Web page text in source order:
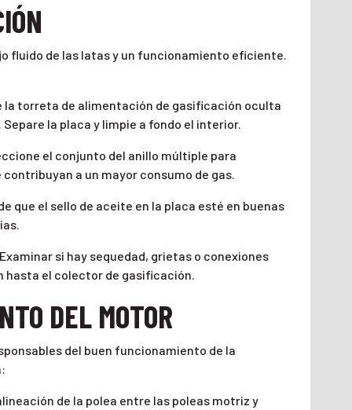
fluido de las latas y un funcionamiento eficiente.
torreta de alimentación de gasificación oculta
la placa y limpie a fondo el interior.
el conjunto del anillo múltiple para
a un mayor consumo de gas.
que el sello de aceite en la placa esté en buenas
si hay sequedad, grietas o conexiones
hasta el colector de gasificación.
DEL MOTOR
del buen funcionamiento de la
de la polea entre las poleas motriz y